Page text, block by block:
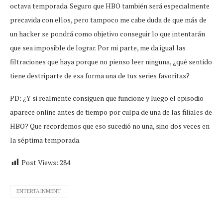
octava temporada. Seguro que HBO también será especialmente
precavida con ellos, pero tampoco me cabe duda de que más de
un hacker se pondrá como objetivo conseguir lo que intentarán
que sea imposible de lograr. Por mi parte, me da igual las
filtraciones que haya porque no pienso leer ninguna, ¿qué sentido
tiene destriparte de esa forma una de tus series favoritas?
PD: ¿Y si realmente consiguen que funcione y luego el episodio
aparece online antes de tiempo por culpa de una de las filiales de
HBO? Que recordemos que eso sucedió no una, sino dos veces en
la séptima temporada.
Post Views: 284
ENTERTAINMENT